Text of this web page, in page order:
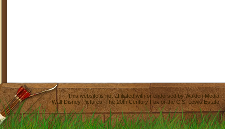
This website is not affiliated with or endorsed byWalden Media
Walt Disney Pictures,The 20th Century Fox or the C.S. Lewis Estate.